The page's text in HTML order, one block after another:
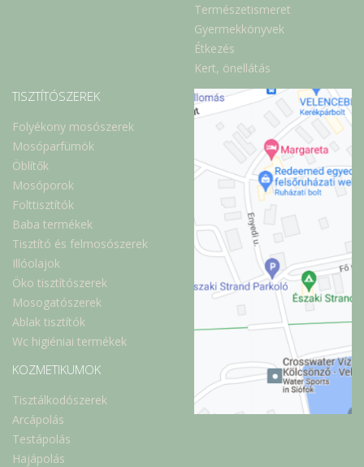
Természetismeret
Gyermekkönyvek
Étkezés
Kert, önellátás
TISZTÍTÓSZEREK
Folyékony mosószerek
Mosóparfümök
Öblítők
Mosóporok
Folttisztítók
Baba termékek
Tisztító és felmosószerek
Illóolajok
Öko tisztítószerek
Mosogatószerek
Ablak tisztítók
Wc higiéniai termékek
KOZMETIKUMOK
Tisztálkodószerek
Arcápolás
Testápolás
Hajápolás